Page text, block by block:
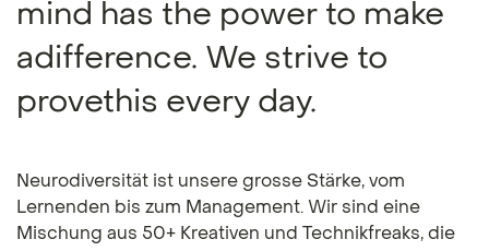
mind has the power to make
adifference. We strive to
provethis every day.
Neurodiversität ist unsere grosse Stärke, vom
Lernenden bis zum Management. Wir sind eine
Mischung aus 50+ Kreativen und Technikfreaks, die